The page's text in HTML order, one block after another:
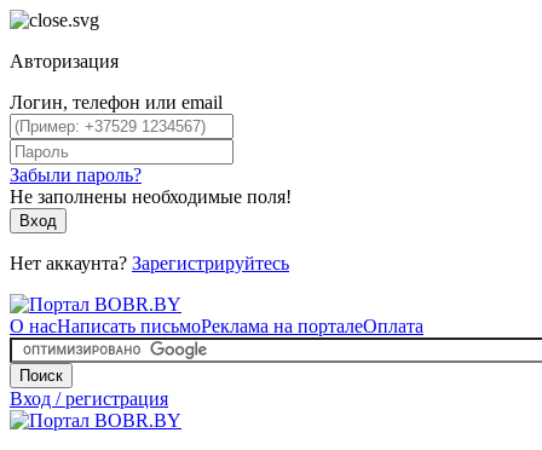
Авторизация
Логин, телефон или email
Забыли пароль?
Не заполнены необходимые поля!
Вход
Нет аккаунта? Зарегистрируйтесь
О насНаписать письмоРеклама на порталеОплата
Поиск
Вход / регистрация